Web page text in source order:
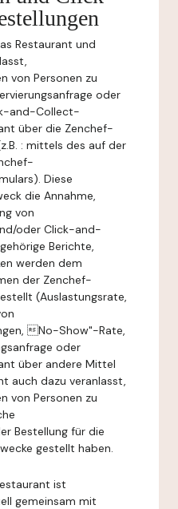
Restaurant und
von Personen zu
oder
and-Collect-
über die Zenchef-
: mittels des auf der
Diese
die Annahme,
von
oder Click-and-
Berichte,
werden dem
der Zenchef-
(Auslastungsrate,
No-Show"-Rate,
oder
über andere Mittel
auch dazu veranlasst,
von Personen zu
Bestellung für die
gestellt haben.
ist
gemeinsam mit